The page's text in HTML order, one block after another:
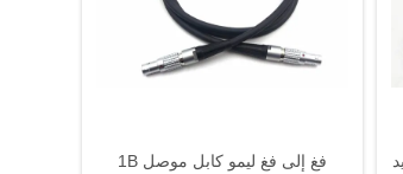
فغ إلى فغ ليمو كابل موصل 1B